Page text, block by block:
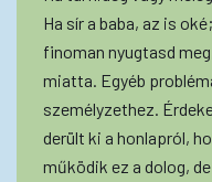
Ha sír a baba, az is
finoman nyugtasd
miatta. Egyéb
személyzethez.
derült ki a honlapról,
működik ez a dolog,